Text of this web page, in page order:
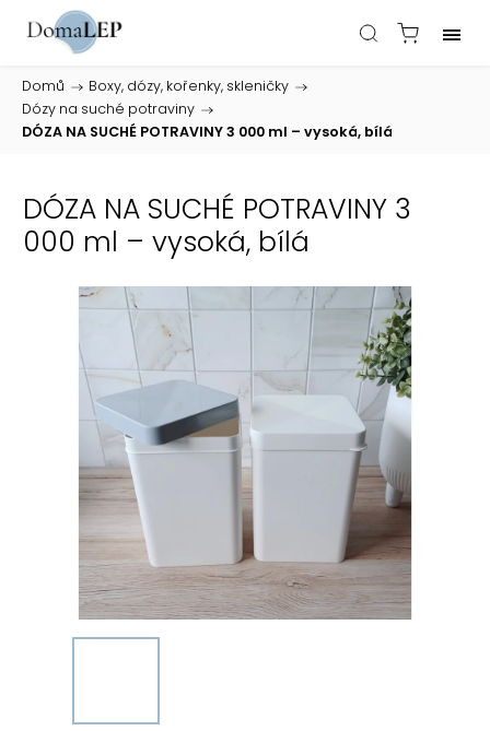
Domů / Boxy, dózy, kořenky, skleničky /
Dózy na suché potraviny /
DÓZA NA SUCHÉ POTRAVINY 3 000 ml – vysoká, bílá
DÓZA NA SUCHÉ POTRAVINY 3
000 ml – vysoká, bílá